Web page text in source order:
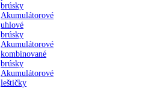
brúsky
Akumulátorové
uhlové
brúsky
Akumulátorové
kombinované
brúsky
Akumulátorové
leštičky